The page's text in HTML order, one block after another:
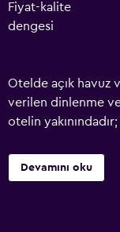
Fiyat-kalite
dengesi
Otelde açık havuz
verilen dinlenme
otelin
Devamını oku